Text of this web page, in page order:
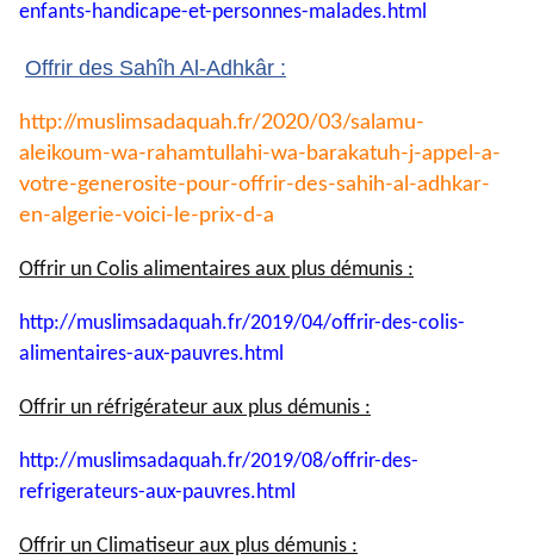
enfants-handicape-et-personnes-malades.html
Offrir des Sahîh Al-Adhkâr :
http://muslimsadaquah.fr/2020/03/salamu-
aleikoum-wa-rahamtullahi-wa-barakatuh-j-appel-a-
votre-generosite-pour-offrir-des-sahih-al-adhkar-
en-algerie-voici-le-prix-d-a
Offrir un Colis alimentaires aux plus démunis :
http://muslimsadaquah.fr/2019/04/offrir-des-colis-
alimentaires-aux-pauvres.html
Offrir un réfrigérateur aux plus démunis :
http://muslimsadaquah.fr/2019/08/offrir-des-
refrigerateurs-aux-pauvres.html
Offrir un Climatiseur aux plus démunis :